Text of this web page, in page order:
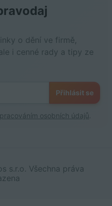
o dění ve firmě,
i cenné rady a tipy ze
Přihlásit se
osobních údajů
s.r.o. Všechna práva